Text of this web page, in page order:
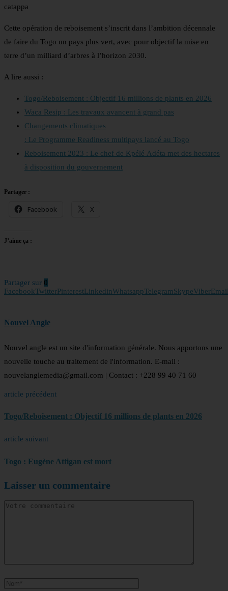
catappa
Cette opération de reboisement s’inscrit dans l’ambition décennale
de faire du Togo un pays plus vert, avec pour objectif la mise en
terre d’un milliard d’arbres à l’horizon 2030.
A lire aussi :
Togo/Reboisement : Objectif 16 millions de plants en 2026
Waca Resip : Les travaux avancent à grand pas
Changements climatiques
: Le Programme Readiness multipays lancé au Togo
Reboisement 2023 : Le chef de Kpélé Adéta met des hectares
à disposition du gouvernement
Partager :
Facebook X
J’aime ça :
Partager sur 0
FacebookTwitterPinterestLinkedinWhatsappTelegramSkypeViber
Nouvel Angle
Nouvel angle est un site d'information générale. Nous apportons une
nouvelle touche au traitement de l'information. E-mail :
nouvelanglemedia@gmail.com | Contact : +228 99 40 71 60
article précédent
Togo/Reboisement : Objectif 16 millions de plants en 2026
article suivant
Togo : Eugène Attigan est mort
Laisser un commentaire